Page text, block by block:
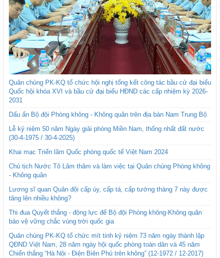
Quân chủng PK-KQ tổ chức hội nghị tổng kết công tác bầu cử đại biểu
Quốc hội khóa XVI và bầu cử đại biểu HĐND các cấp nhiệm kỳ 2026-
2031
Dấu ấn Bộ đội Phòng không - Không quân trên địa bàn Nam Trung Bộ
Lễ kỷ niệm 50 năm Ngày giải phóng Miền Nam, thống nhất đất nước
(30-4-1975 / 30-4-2025)
Khai mạc Triển lãm Quốc phòng quốc tế Việt Nam 2024
Chủ tịch Nước Tô Lâm thăm và làm việc tại Quân chủng Phòng không
- Không quân
Lương sĩ quan Quân đội cấp úy, cấp tá, cấp tướng tháng 7 này được
tăng lên nhiều không?
Thi đua Quyết thắng - động lực để Bộ đội Phòng không-Không quân
bảo vệ vững chắc vùng trời quốc gia
Quân chủng PK-KQ tổ chức mít tinh kỷ niệm 73 năm ngày thành lập
QĐND Việt Nam, 28 năm ngày hội quốc phòng toàn dân và 45 năm
Chiến thắng “Hà Nội - Điện Biên Phủ trên không” (12-1972 / 12-2017)